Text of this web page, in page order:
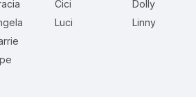
Cici
Luci
Dolly
Linny